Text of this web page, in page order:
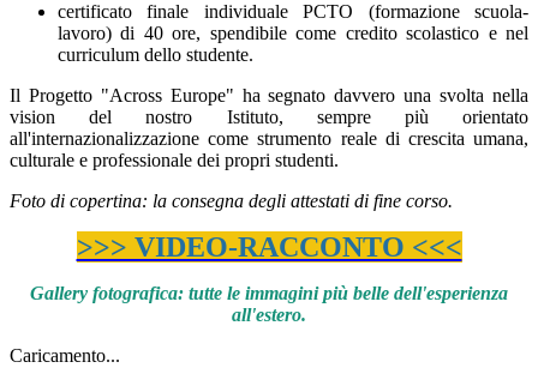
certificato finale individuale PCTO (formazione scuola-
lavoro) di 40 ore, spendibile come credito scolastico e nel
curriculum dello studente.
Il Progetto "Across Europe" ha segnato davvero una svolta nella
vision del nostro Istituto, sempre più orientato
all'internazionalizzazione come strumento reale di crescita umana,
culturale e professionale dei propri studenti.
Foto di copertina: la consegna degli attestati di fine corso.
>>> VIDEO-RACCONTO <<<
Gallery fotografica: tutte le immagini più belle dell'esperienza
all'estero.
Caricamento...